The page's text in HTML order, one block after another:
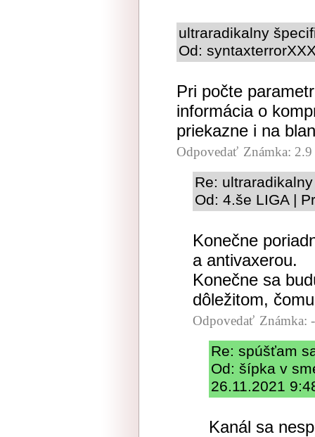
ultraradikalny
Od:
Pri počte
informácia o
priekazne i na
Odpovedať Známka: 2.9
Re:
Od: 4.še LIGA |
Konečne
a antivaxerou.
Konečne sa
dôležitom,
Odpovedať Známka:
Re: spúšťam
Od: šípka v
26.11.2021
Kanál sa